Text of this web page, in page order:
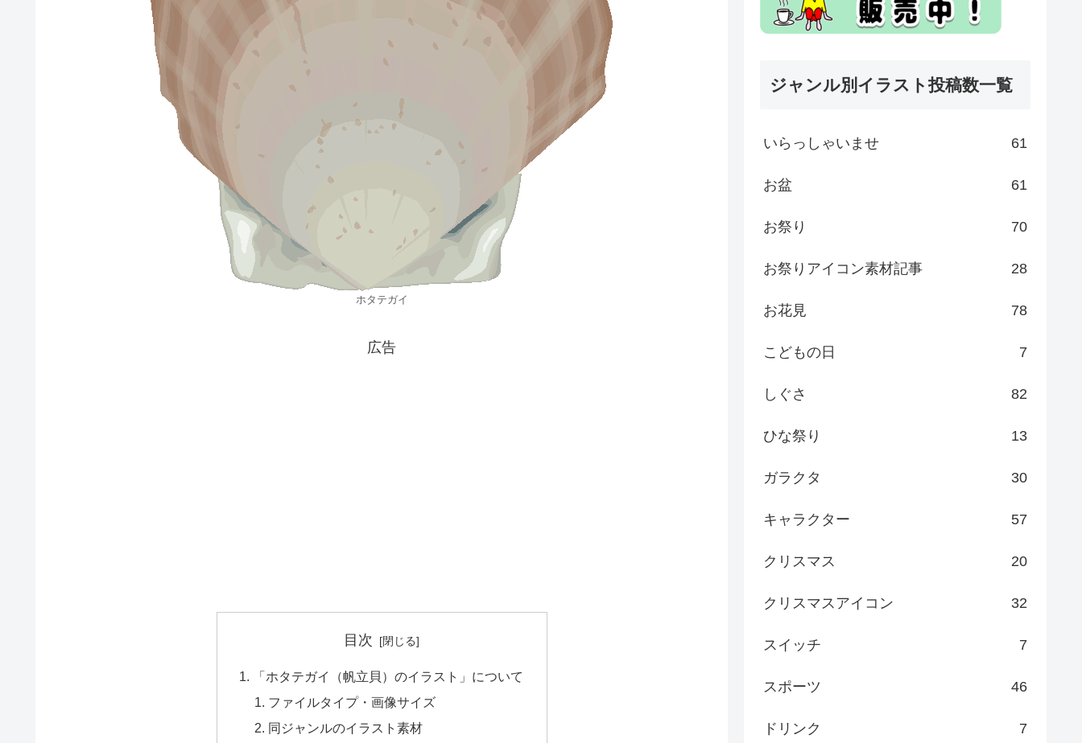
ホタテガイ
広告
目次
「ホタテガイ（帆立貝）のイラスト」について
ファイルタイプ・画像サイズ
同ジャンルのイラスト素材
ジャンル別イラスト投稿数一覧
いらっしゃいませ 61
お盆 61
お祭り 70
お祭りアイコン素材記事 28
お花見 78
こどもの日 7
しぐさ 82
ひな祭り 13
ガラクタ 30
キャラクター 57
クリスマス 20
クリスマスアイコン 32
スイッチ 7
スポーツ 46
ドリンク 7